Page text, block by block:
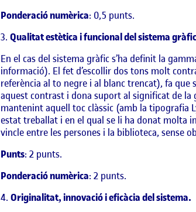
Ponderació numèrica: 0,5 punts.
3. Qualitat estètica i funcional del sistema
En el cas del sistema gràfic s’ha definit la
informació). El fet d’escollir dos tons molt
referència al to negre i al blanc trencat), fa
aquest contrast i dona suport al significat de la
mantenint aquell toc clàssic (amb la tipografia
estat treballat i en el qual se li ha donat molta
vincle entre les persones i la biblioteca, sense
Punts: 2 punts.
Ponderació numèrica: 2 punts.
4. Originalitat, innovació i eficàcia del sistema.